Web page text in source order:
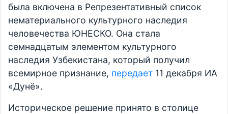
была включена в Репрезентативный список
нематериального культурного наследия
человечества ЮНЕСКО. Она стала
семнадцатым элементом культурного
наследия Узбекистана, который получил
всемирное признание, передает 11 декабря ИА
«Дунё».
Историческое решение принято в столице